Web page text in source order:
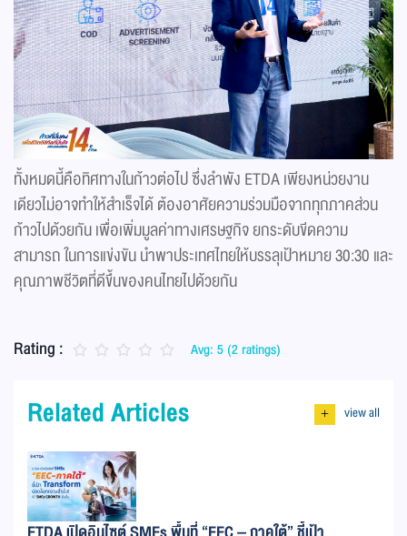
ทั้งหมดนี้คือทิศทางในก้าวต่อไป ซึ่งลำพัง ETDA เพียงหน่วยงาน
เดียวไม่อาจทำให้สำเร็จได้ ต้องอาศัยความร่วมมือจากทุกภาคส่วน
ก้าวไปด้วยกัน เพื่อเพิ่มมูลค่าทางเศรษฐกิจ ยกระดับขีดความ
สามารถ ในการแข่งขัน นำพาประเทศไทยให้บรรลุเป้าหมาย 30:30 และ
คุณภาพชีวิตที่ดีขึ้นของคนไทยไปด้วยกัน
Rating : Avg: 5 (2 ratings)
Related Articles + view all